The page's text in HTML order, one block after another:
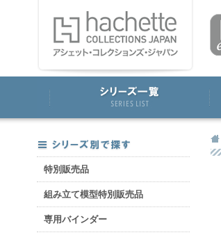
特別販売品
組み立て模型特別販売品
専用バインダー